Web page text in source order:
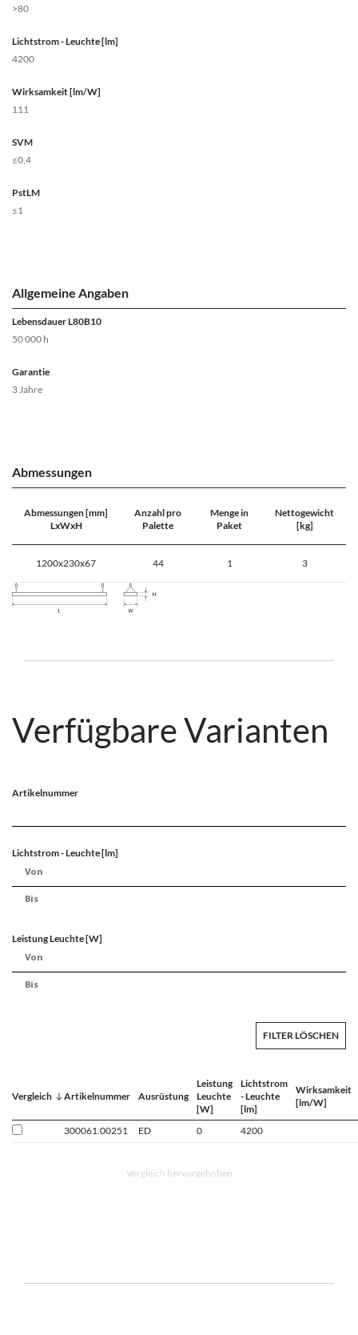
>80
Lichtstrom - Leuchte [lm]
4200
Wirksamkeit [lm/W]
111
SVM
≤0,4
PstLM
≤1
Allgemeine Angaben
Lebensdauer L80B10
50 000 h
Garantie
3 Jahre
Abmessungen
Abmessungen [mm]
LxWxH
Anzahl pro
Palette
Menge in
Paket
Nettogewicht
[kg]
1200x230x67 44 1 3
Verfügbare Varianten
Artikelnummer
Lichtstrom - Leuchte [lm]
Leistung Leuchte [W]
FILTER LÖSCHEN
Vergleich Artikelnummer Ausrüstung
Leistung
Leuchte
[W]
Lichtstrom
- Leuchte
[lm]
Wirksamkeit
[lm/W]
300061.00251 ED 0 4200
Vergleich hervorgehoben